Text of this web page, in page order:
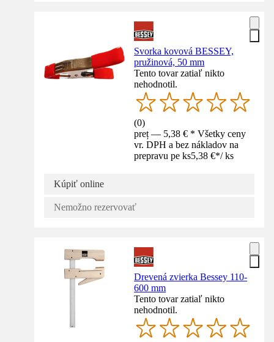
Svorka kovová BESSEY,
pružinová, 50 mm
Tento tovar zatiaľ nikto
nehodnotil.
(0)
preț — 5,38 € * Všetky ceny
vr. DPH a bez nákladov na
prepravu pe ks5,38 €*/ ks
Kúpiť online
Nemožno rezervovať
Drevená zvierka Bessey 110-
600 mm
Tento tovar zatiaľ nikto
nehodnotil.